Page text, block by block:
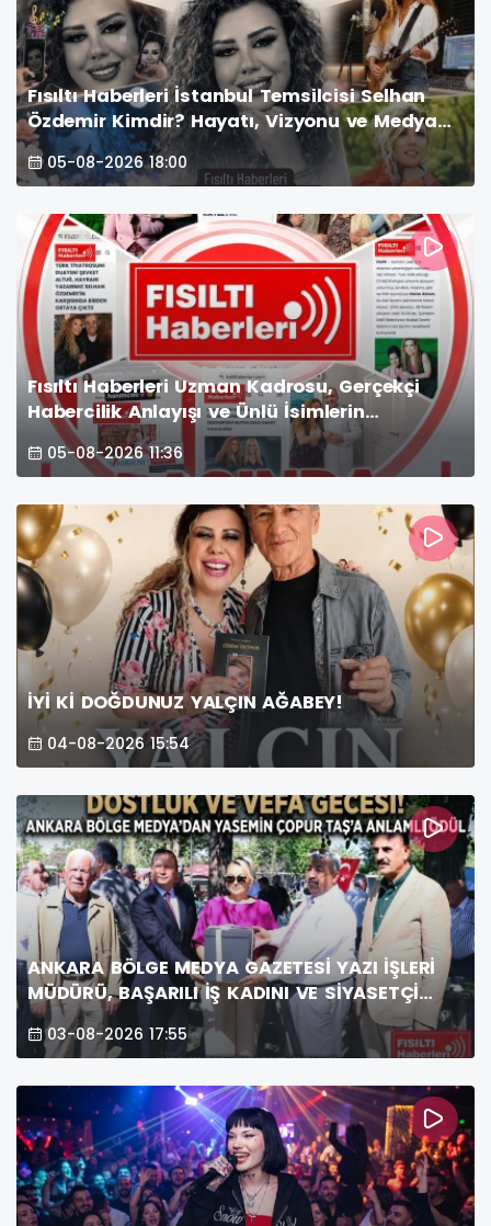
Fısıltı Haberleri İstanbul Temsilcisi Selhan
Özdemir Kimdir? Hayatı, Vizyonu ve Medya
Dünyasındaki Yeri
05-08-2026 18:00
Fısıltı Haberleri Uzman Kadrosu, Gerçekçi
Habercilik Anlayışı ve Ünlü İsimlerin
Övgüleriyle Zirveye Oturdu!
05-08-2026 11:36
İYİ Kİ DOĞDUNUZ YALÇIN AĞABEY!
04-08-2026 15:54
ANKARA BÖLGE MEDYA GAZETESİ YAZI İŞLERİ
MÜDÜRÜ, BAŞARILI İŞ KADINI VE SİYASETÇİ
YASEMİN ÇOPUR TAŞ’A ANLAMLI PLAKET!
03-08-2026 17:55